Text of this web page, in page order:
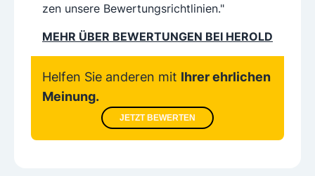
zen unsere Bewertungsrichtlinien."
MEHR ÜBER BEWERTUNGEN BEI HEROLD
Helfen Sie anderen mit Ihrer ehrlichen
Meinung.
JETZT BEWERTEN